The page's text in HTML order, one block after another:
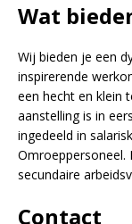
Wat
Wij bieden je een
inspirerende
een hecht en klein
aanstelling is in
ingedeeld in
Omroeppersoneel.
secundaire
Contact